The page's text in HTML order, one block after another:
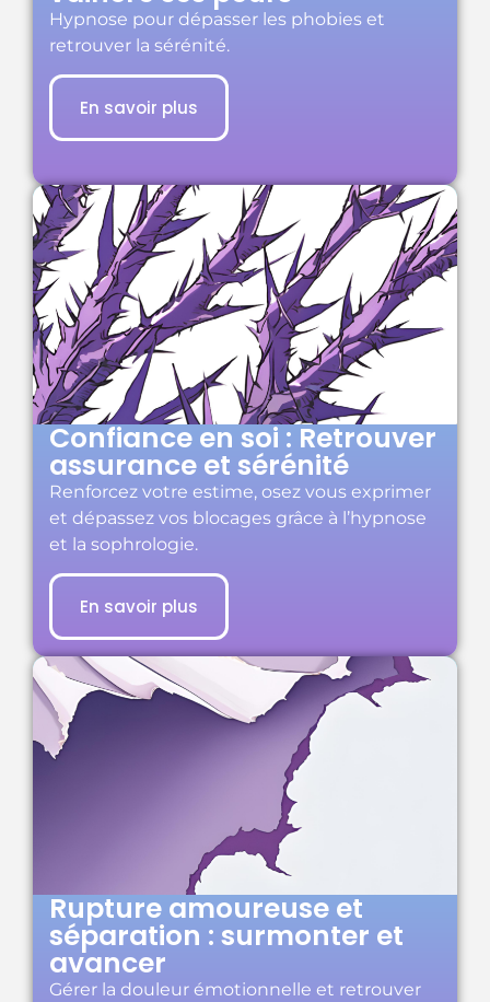
Hypnose pour dépasser les phobies et
retrouver la sérénité.
En savoir plus
Confiance en soi : Retrouver
assurance et sérénité
Renforcez votre estime, osez vous exprimer
et dépassez vos blocages grâce à l’hypnose
et la sophrologie.
En savoir plus
Rupture amoureuse et
séparation : surmonter et
avancer
Gérer la douleur émotionnelle et retrouver